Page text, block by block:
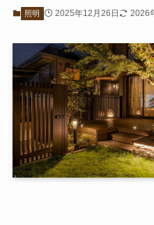
照明 2025年12月26日 2026